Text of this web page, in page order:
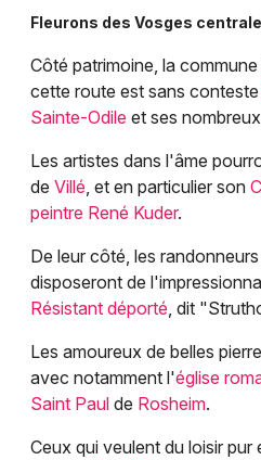
Artistes en tournée
Actualités
Magazine
Choisir mes départements
Fleurons des Vosges
Côté patrimoine, la
cette route est sans conteste
Sainte-Odile et ses
Les artistes dans l'âme
de Villé , et en particulier son
peintre René Kuder.
De leur côté, les
disposeront de
Résistant déporté , dit
Les amoureux de belles
avec notamment l'église
Saint Paul de Rosheim.
Ceux qui veulent du loisir pur